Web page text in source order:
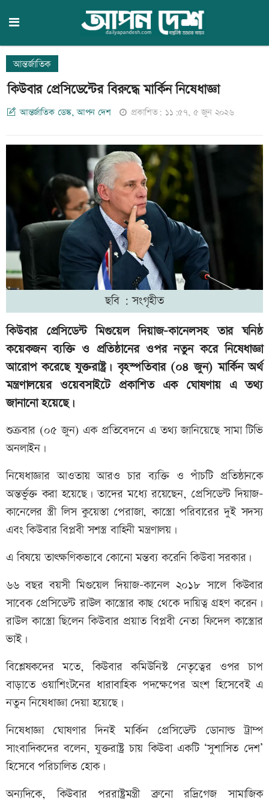
আন্তর্জাতিক
কিউবার প্রেসিডেন্টের বিরুদ্ধে মার্কিন নিষেধাজ্ঞা
আন্তর্জাতিক ডেস্ক, আপন দেশ প্রকাশিত: ১১:৫৭, ৫ জুন ২০২৬
ছবি : সংগৃহীত
কিউবার প্রেসিডেন্ট মিগুয়েল দিয়াজ-কানেলসহ তার ঘনিষ্ঠ
কয়েকজন ব্যক্তি ও প্রতিষ্ঠানের ওপর নতুন করে নিষেধাজ্ঞা
আরোপ করেছে যুক্তরাষ্ট্র। বৃহস্পতিবার (০৪ জুন) মার্কিন অর্থ
মন্ত্রণালয়ের ওয়েবসাইটে প্রকাশিত এক ঘোষণায় এ তথ্য
জানানো হয়েছে।
শুক্রবার (০৫ জুন) এক প্রতিবেদনে এ তথ্য জানিয়েছে সামা টিভি
অনলাইন।
নিষেধাজ্ঞার আওতায় আরও চার ব্যক্তি ও পাঁচটি প্রতিষ্ঠানকে
অন্তর্ভুক্ত করা হয়েছে। তাদের মধ্যে রয়েছেন, প্রেসিডেন্ট দিয়াজ-
কানেলের স্ত্রী লিস কুয়েস্তা পেরাজা, কাস্ত্রো পরিবারের দুই সদস্য
এবং কিউবার বিপ্লবী সশস্ত্র বাহিনী মন্ত্রণালয়।
এ বিষয়ে তাৎক্ষণিকভাবে কোনো মন্তব্য করেনি কিউবা সরকার।
৬৬ বছর বয়সী মিগুয়েল দিয়াজ-কানেল ২০১৮ সালে কিউবার
সাবেক প্রেসিডেন্ট রাউল কাস্ত্রোর কাছ থেকে দায়িত্ব গ্রহণ করেন।
রাউল কাস্ত্রো ছিলেন কিউবার প্রয়াত বিপ্লবী নেতা ফিদেল কাস্ত্রোর
ভাই।
বিশ্লেষকদের মতে, কিউবার কমিউনিস্ট নেতৃত্বের ওপর চাপ
বাড়াতে ওয়াশিংটনের ধারাবাহিক পদক্ষেপের অংশ হিসেবেই এ
নতুন নিষেধাজ্ঞা দেয়া হয়েছে।
নিষেধাজ্ঞা ঘোষণার দিনই মার্কিন প্রেসিডেন্ট ডোনাল্ড ট্রাম্প
সাংবাদিকদের বলেন, যুক্তরাষ্ট্র চায় কিউবা একটি ‘সুশাসিত দেশ’
হিসেবে পরিচালিত হোক।
অন্যদিকে, কিউবার পররাষ্ট্রমন্ত্রী ব্রুনো রদ্রিগেজ সামাজিক